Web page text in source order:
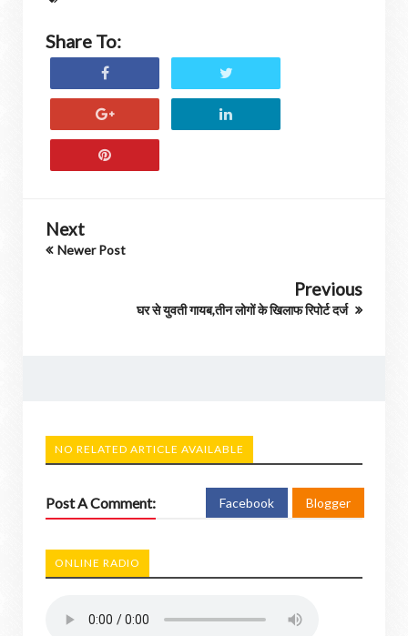
Share To:
Next
Newer Post
Previous
घर से युवती गायब,तीन लोगों के खिलाफ रिपोर्ट दर्ज
NO RELATED ARTICLE AVAILABLE
Post A Comment: Facebook Blogger
ONLINE RADIO